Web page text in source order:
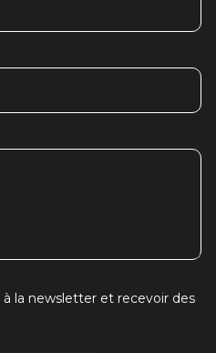
à la newsletter et recevoir des